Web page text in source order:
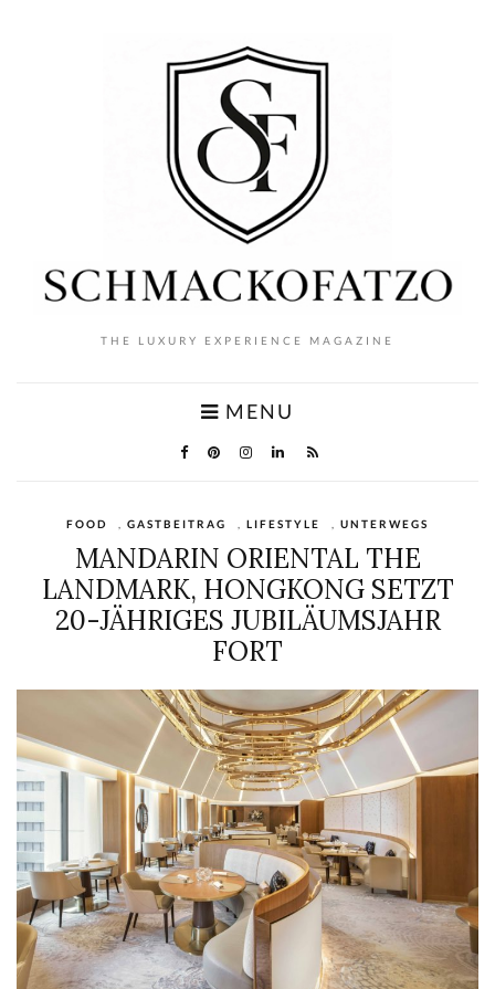
THE LUXURY EXPERIENCE MAGAZINE
MENU
FOOD GASTBEITRAG LIFESTYLE UNTERWEGS
MANDARIN ORIENTAL THE
LANDMARK, HONGKONG SETZT
20-JÄHRIGES JUBILÄUMSJAHR
FORT